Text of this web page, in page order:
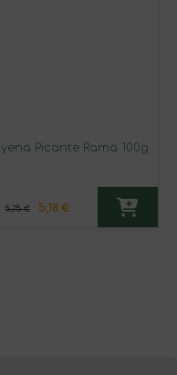
Picante Rama 100g
5,75 € 5,18 €